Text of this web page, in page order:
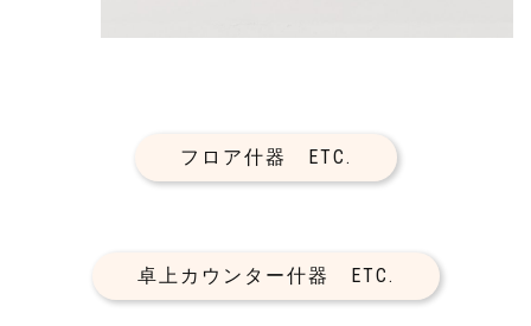
フロア什器 ETC.
卓上カウンター什器 ETC.